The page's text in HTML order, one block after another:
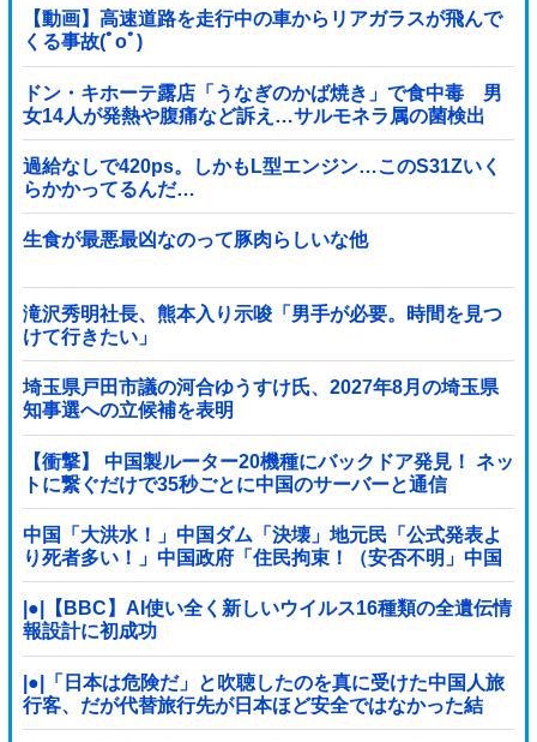
【動画】高速道路を走行中の車からリアガラスが飛んで
くる事故(ﾟoﾟ)
ドン・キホーテ露店「うなぎのかば焼き」で食中毒 男
女14人が発熱や腹痛など訴え…サルモネラ属の菌検出
過給なしで420ps。しかもL型エンジン…このS31Zいく
らかかってるんだ…
生食が最悪最凶なのって豚肉らしいな他
滝沢秀明社長、熊本入り示唆「男手が必要。時間を見つ
けて行きたい」
埼玉県戸田市議の河合ゆうすけ氏、2027年8月の埼玉県
知事選への立候補を表明
【衝撃】 中国製ルーター20機種にバックドア発見！ ネッ
トに繋ぐだけで35秒ごとに中国のサーバーと通信
中国「大洪水！」中国ダム「決壊」地元民「公式発表よ
り死者多い！」中国政府「住民拘束！（安否不明」中国
当局「救助隊動画も削除」台風13号「三峡ダム接近中」
→
|●|【BBC】AI使い全く新しいウイルス16種類の全遺伝情
報設計に初成功
|●|「日本は危険だ」と吹聴したのを真に受けた中国人旅
行客、だが代替旅行先が日本ほど安全ではなかった結
果……